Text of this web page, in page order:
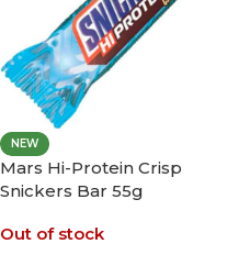
NEW
Mars Hi-Protein Crisp
Snickers Bar 55g
Out of stock